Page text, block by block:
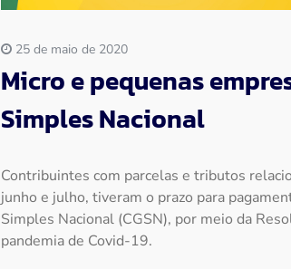
25 de maio de 2020
Micro e pequenas
Simples Nacional
Contribuintes com parcelas e tributos
junho e julho, tiveram o prazo para
Simples Nacional (CGSN), por meio da
pandemia de Covid-19.